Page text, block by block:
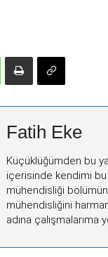
Fatih Eke
Küçüklüğümden bu
içerisinde kendimi
mühendisliği
mühendisliğini
adına çalışmalarıma